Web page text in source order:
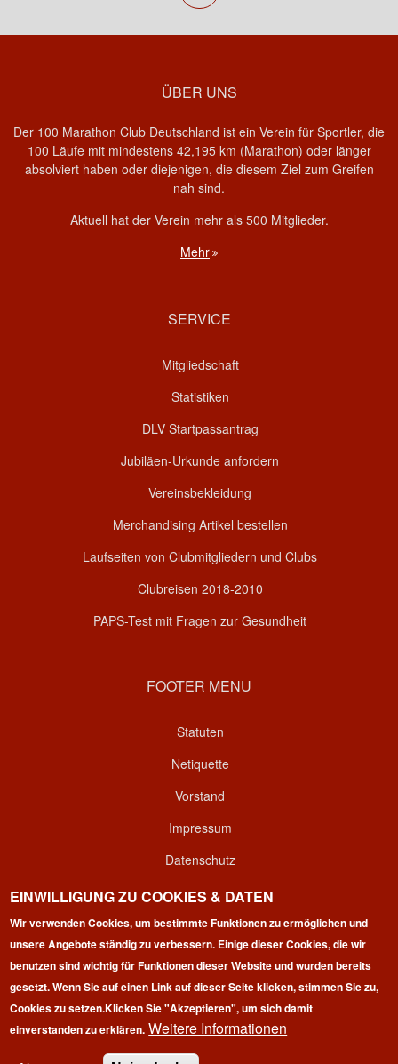
ÜBER UNS
Der 100 Marathon Club Deutschland ist ein Verein für Sportler, die
100 Läufe mit mindestens 42,195 km (Marathon) oder länger
absolviert haben oder diejenigen, die diesem Ziel zum Greifen
nah sind.
Aktuell hat der Verein mehr als 500 Mitglieder.
Mehr
SERVICE
Mitgliedschaft
Statistiken
DLV Startpassantrag
Jubiläen-Urkunde anfordern
Vereinsbekleidung
Merchandising Artikel bestellen
Laufseiten von Clubmitgliedern und Clubs
Clubreisen 2018-2010
PAPS-Test mit Fragen zur Gesundheit
FOOTER MENU
Statuten
Netiquette
Vorstand
Impressum
Datenschutz
Kontakt
Login
Copyright © 2026 | 100 Marathon Club Deutschland e.V. | All
rights reserved.
EINWILLIGUNG ZU COOKIES & DATEN
Wir verwenden Cookies, um bestimmte Funktionen zu ermöglichen und
unsere Angebote ständig zu verbessern. Einige dieser Cookies, die wir
benutzen sind wichtig für Funktionen dieser Website und wurden bereits
gesetzt. Wenn Sie auf einen Link auf dieser Seite klicken, stimmen Sie zu,
Cookies zu setzen.Klicken Sie "Akzeptieren", um sich damit
einverstanden zu erklären. Weitere Informationen